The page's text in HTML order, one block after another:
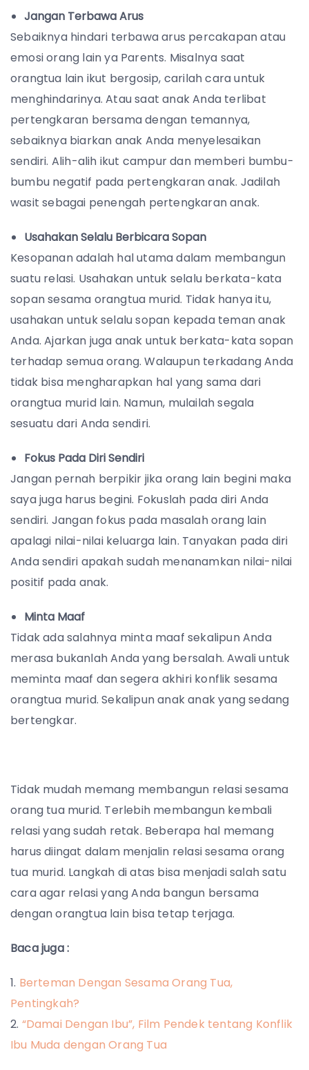
Jangan Terbawa Arus
Sebaiknya hindari terbawa arus percakapan atau
emosi orang lain ya Parents. Misalnya saat
orangtua lain ikut bergosip, carilah cara untuk
menghindarinya. Atau saat anak Anda terlibat
pertengkaran bersama dengan temannya,
sebaiknya biarkan anak Anda menyelesaikan
sendiri. Alih-alih ikut campur dan memberi bumbu-
bumbu negatif pada pertengkaran anak. Jadilah
wasit sebagai penengah pertengkaran anak.
Usahakan Selalu Berbicara Sopan
Kesopanan adalah hal utama dalam membangun
suatu relasi. Usahakan untuk selalu berkata-kata
sopan sesama orangtua murid. Tidak hanya itu,
usahakan untuk selalu sopan kepada teman anak
Anda. Ajarkan juga anak untuk berkata-kata sopan
terhadap semua orang. Walaupun terkadang Anda
tidak bisa mengharapkan hal yang sama dari
orangtua murid lain. Namun, mulailah segala
sesuatu dari Anda sendiri.
Fokus Pada Diri Sendiri
Jangan pernah berpikir jika orang lain begini maka
saya juga harus begini. Fokuslah pada diri Anda
sendiri. Jangan fokus pada masalah orang lain
apalagi nilai-nilai keluarga lain. Tanyakan pada diri
Anda sendiri apakah sudah menanamkan nilai-nilai
positif pada anak.
Minta Maaf
Tidak ada salahnya minta maaf sekalipun Anda
merasa bukanlah Anda yang bersalah. Awali untuk
meminta maaf dan segera akhiri konflik sesama
orangtua murid. Sekalipun anak anak yang sedang
bertengkar.
Tidak mudah memang membangun relasi sesama
orang tua murid. Terlebih membangun kembali
relasi yang sudah retak. Beberapa hal memang
harus diingat dalam menjalin relasi sesama orang
tua murid. Langkah di atas bisa menjadi salah satu
cara agar relasi yang Anda bangun bersama
dengan orangtua lain bisa tetap terjaga.
Baca juga :
Berteman Dengan Sesama Orang Tua,
Pentingkah?
“Damai Dengan Ibu”, Film Pendek tentang Konflik
Ibu Muda dengan Orang Tua